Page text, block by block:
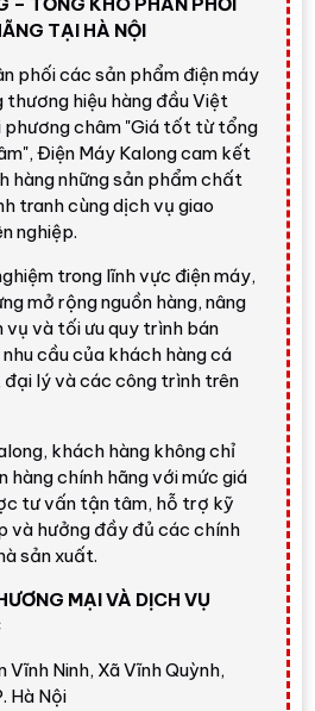
8.5 kg AQD-A852J BK thuộc
cửa trước, hướng đến người
giặt gọn, đẹp, có nhiều công
dễ tiếp cận. Với tốc độ vắt tối
hỗ trợ quần áo ráo nước hơn
phố, căn hộ chung cư hoặc gia
hạn chế.
giặt lớn 525 mm
Refresh
vòng đệm kháng khuẩn
và công nghệ cân bằng AI DBT
gia đình nhỏ, cặp vợ chồng
người muốn nâng cấp từ máy
để giặt êm và chăm sóc
từ Điện Máy
là lựa chọn hợp lý trong
khúc cao hơn nhưgiặt hơi
mới Refresh
TẠI HÀ NỘI
phối các sản phẩm điện máy
thương hiệu hàng đầu Việt
phương châm "Giá tốt từ tổng
Điện Máy Kalong cam kết
hàng những sản phẩm chất
tranh cùng dịch vụ giao
nghiệp.
trong lĩnh vực điện máy,
mở rộng nguồn hàng, nâng
và tối ưu quy trình bán
cầu của khách hàng cá
đại lý và các công trình trên
khách hàng không chỉ
hàng chính hãng với mức giá
tư vấn tận tâm, hỗ trợ kỹ
và hưởng đầy đủ các chính
sản xuất.
MẠI VÀ DỊCH VỤ
Ninh, Xã Vĩnh Quỳnh,
Hà Nội